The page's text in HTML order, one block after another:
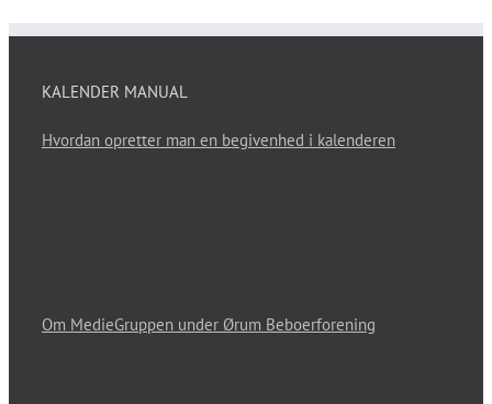
KALENDER MANUAL
Hvordan opretter man en begivenhed i kalenderen
Om MedieGruppen under Ørum Beboerforening